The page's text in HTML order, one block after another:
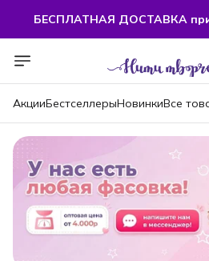
БЕСПЛАТНАЯ ДОСТАВКА при
БЕСПЛАТНАЯ ДОСТАВКА при
АкцииБестселлерыНовинкиВсе